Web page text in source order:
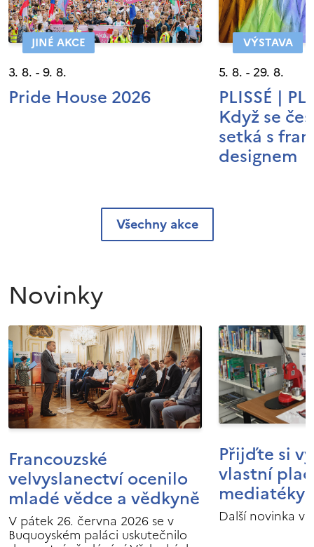
JINÉ AKCE
3. 8. - 9. 8.
Pride House 2026
VÝSTAVA
5. 8. - 29. 8.
PLISSÉ |
Když se
setká s
designem
Všechny akce
Novinky
Francouzské
velvyslanectví ocenilo
mladé vědce a vědkyně
V pátek 26. června 2026 se v
Buquoyském paláci uskutečnilo
Přijďte si
vlastní
mediatéky
Další novinka v